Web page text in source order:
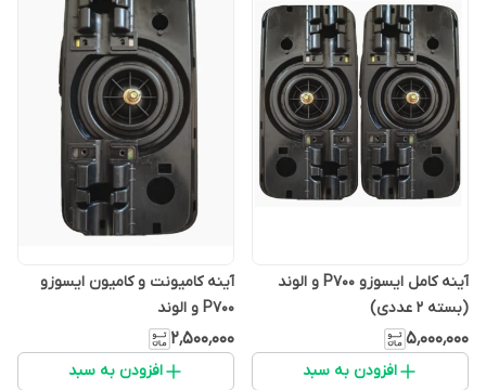
آینه کامل ایسوزو P700 و الوند
(بسته ۲ عددی)
۵٬۰۰۰٬۰۰۰
افزودن به سبد
آینه کامیونت و کامیون ایسوزو
P700 و الوند
۲٬۵۰۰٬۰۰۰
افزودن به سبد